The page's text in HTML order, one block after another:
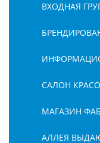
ВХОДНАЯ
САЛОН
МАГАЗИН
АЛЛЕЯ